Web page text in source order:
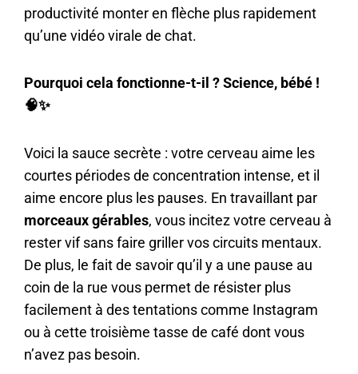
productivité monter en flèche plus rapidement
qu’une vidéo virale de chat.
Pourquoi cela fonctionne-t-il ?Science, bébé !
🧠✨
Voici la sauce secrète : votre cerveau aime les
courtes périodes de concentration intense, et il
aime encore plus les pauses. En travaillant par
morceaux gérables, vous incitez votre cerveau à
rester vif sans faire griller vos circuits mentaux.
De plus, le fait de savoir qu’il y a une pause au
coin de la rue vous permet de résister plus
facilement à des tentations comme Instagram
ou à cette troisième tasse de café dont vous
n’avez pas besoin.